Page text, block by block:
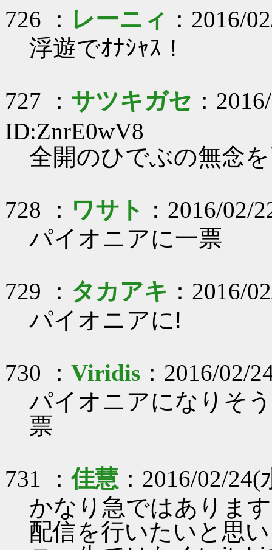
726 ： レーニィ ：2016/
浮遊でｵﾅｼｬｽ！
727 ： サツキガセ ：
ID:ZnrE0wV8
全開のひでぶの無念
728 ： ワサト ：2016/02/
パイオニアに一票
729 ： タカアキ ：2016/
パイオニアに!
730 ： Viridis ：2016/02/
パイオニアになりそ
票
731 ：佳慧 ：2016/02/
かなり急ではありま
配信を行いたいと思